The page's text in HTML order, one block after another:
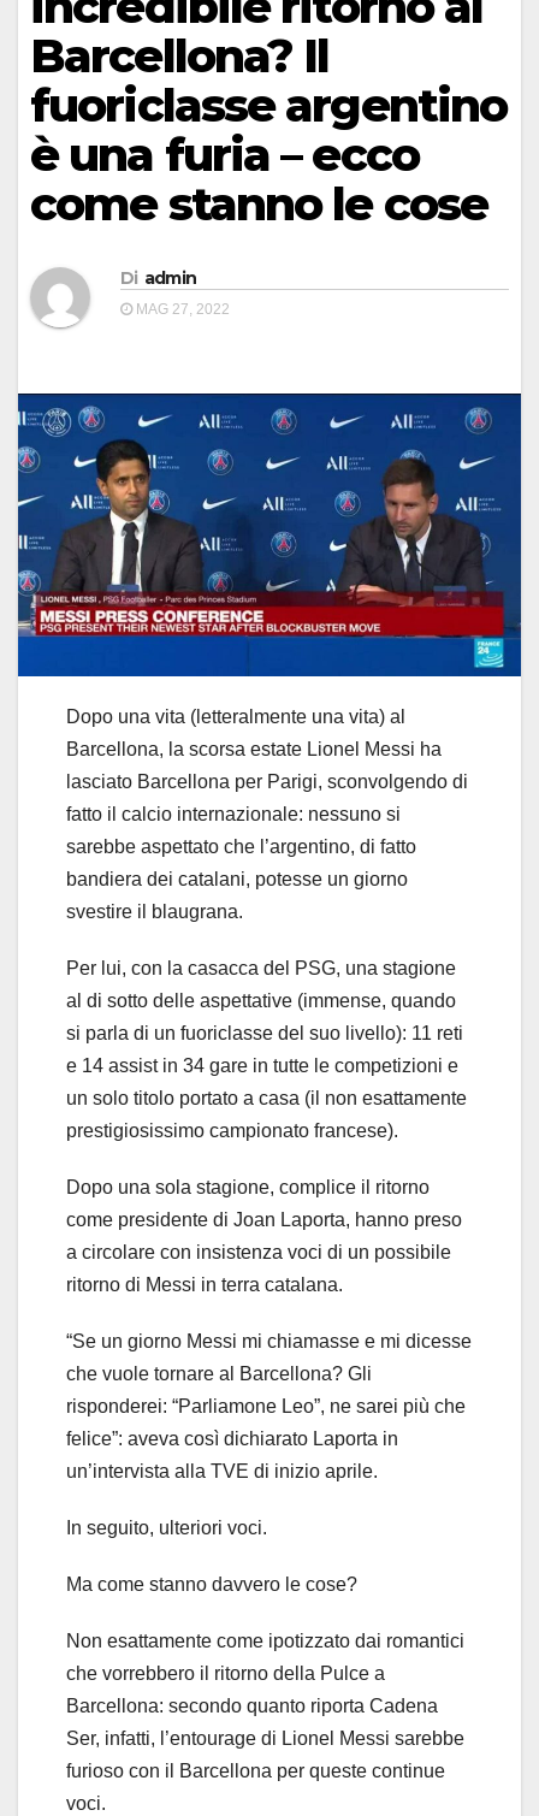
Barcellona? Il
fuoriclasse argentino
è una furia – ecco
come stanno le cose
Di admin
MAG 27, 2022
Dopo una vita (letteralmente una vita) al
Barcellona, la scorsa estate Lionel Messi ha
lasciato Barcellona per Parigi, sconvolgendo di
fatto il calcio internazionale: nessuno si
sarebbe aspettato che l’argentino, di fatto
bandiera dei catalani, potesse un giorno
svestire il blaugrana.
Per lui, con la casacca del PSG, una stagione
al di sotto delle aspettative (immense, quando
si parla di un fuoriclasse del suo livello): 11 reti
e 14 assist in 34 gare in tutte le competizioni e
un solo titolo portato a casa (il non esattamente
prestigiosissimo campionato francese).
Dopo una sola stagione, complice il ritorno
come presidente di Joan Laporta, hanno preso
a circolare con insistenza voci di un possibile
ritorno di Messi in terra catalana.
“Se un giorno Messi mi chiamasse e mi dicesse
che vuole tornare al Barcellona? Gli
risponderei: “Parliamone Leo”, ne sarei più che
felice”: aveva così dichiarato Laporta in
un’intervista alla TVE di inizio aprile.
In seguito, ulteriori voci.
Ma come stanno davvero le cose?
Non esattamente come ipotizzato dai romantici
che vorrebbero il ritorno della Pulce a
Barcellona: secondo quanto riporta Cadena
Ser, infatti, l’entourage di Lionel Messi sarebbe
furioso con il Barcellona per queste continue
voci.